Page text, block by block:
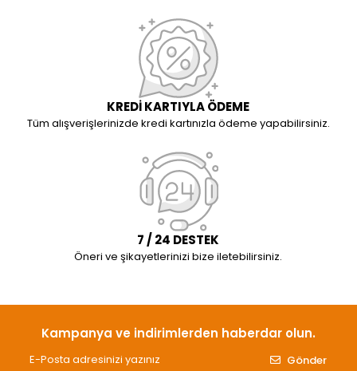
KREDİ KARTIYLA ÖDEME
Tüm alışverişlerinizde kredi kartınızla ödeme yapabilirsiniz.
7 / 24 DESTEK
Öneri ve şikayetlerinizi bize iletebilirsiniz.
Kampanya ve indirimlerden haberdar olun.
Gönder